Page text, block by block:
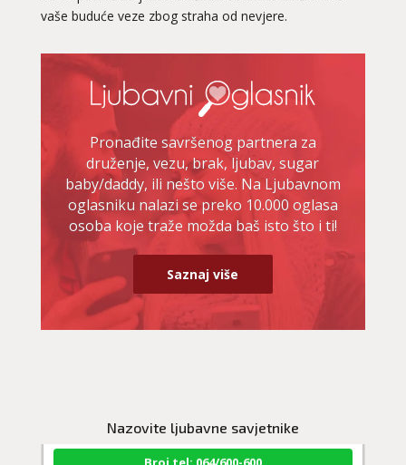
vaše buduće veze zbog straha od nevjere.
Pronađite savršenog partnera za
druženje, vezu, brak, ljubav, sugar
baby/daddy, ili nešto više. Na Ljubavnom
oglasniku nalazi se preko 10.000 oglasa
osoba koje traže možda baš isto što i ti!
Saznaj više
Nazovite ljubavne savjetnike
Broj tel: 064/600-600